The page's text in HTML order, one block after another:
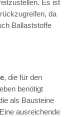
Es ist
da
Ballaststoffe
, die für den
benötigt
als Bausteine
ausreichende